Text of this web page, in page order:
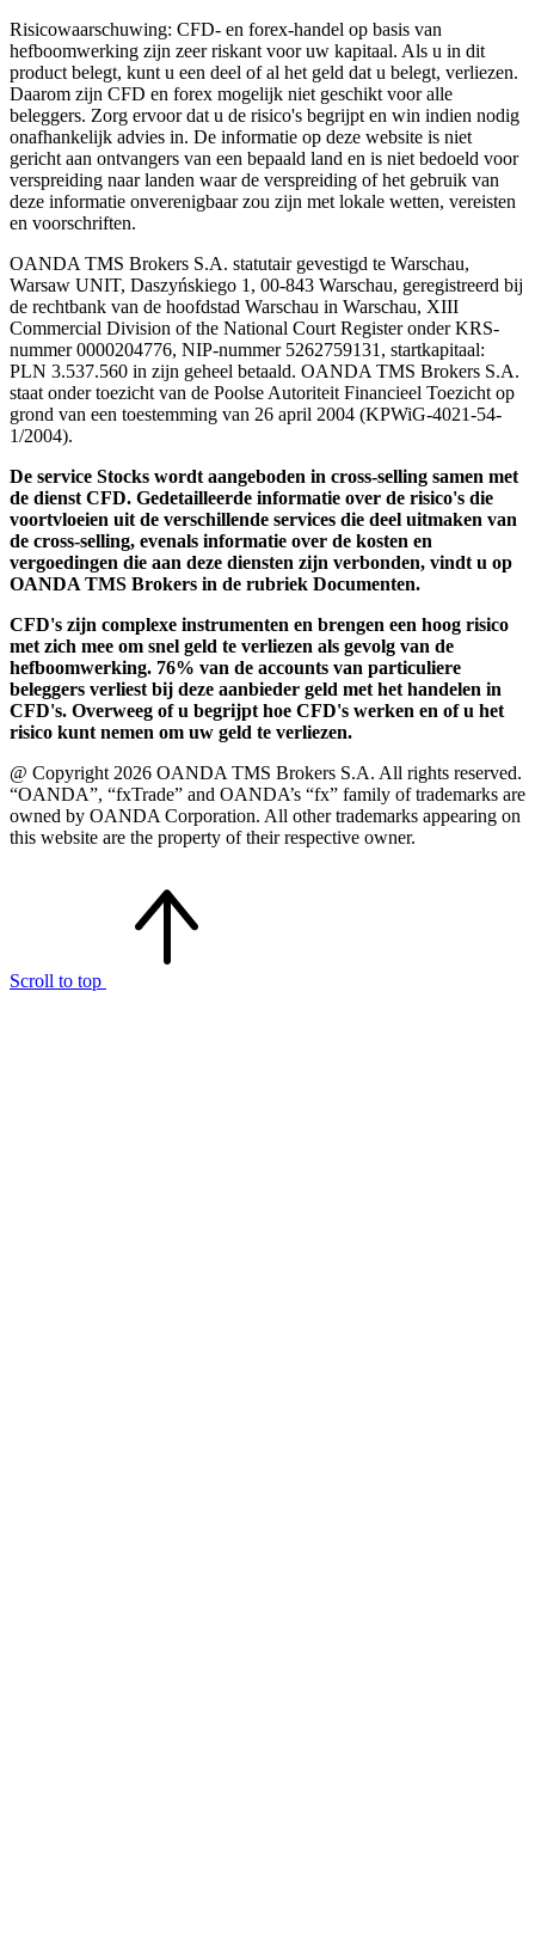
Risicowaarschuwing: CFD- en forex-handel op basis van
hefboomwerking zijn zeer riskant voor uw kapitaal. Als u in dit
product belegt, kunt u een deel of al het geld dat u belegt, verliezen.
Daarom zijn CFD en forex mogelijk niet geschikt voor alle
beleggers. Zorg ervoor dat u de risico's begrijpt en win indien nodig
onafhankelijk advies in. De informatie op deze website is niet
gericht aan ontvangers van een bepaald land en is niet bedoeld voor
verspreiding naar landen waar de verspreiding of het gebruik van
deze informatie onverenigbaar zou zijn met lokale wetten, vereisten
en voorschriften.
OANDA TMS Brokers S.A. statutair gevestigd te Warschau,
Warsaw UNIT, Daszyńskiego 1, 00-843 Warschau, geregistreerd bij
de rechtbank van de hoofdstad Warschau in Warschau, XIII
Commercial Division of the National Court Register onder KRS-
nummer 0000204776, NIP-nummer 5262759131, startkapitaal:
PLN 3.537.560 in zijn geheel betaald. OANDA TMS Brokers S.A.
staat onder toezicht van de Poolse Autoriteit Financieel Toezicht op
grond van een toestemming van 26 april 2004 (KPWiG-4021-54-
1/2004).
De service Stocks wordt aangeboden in cross-selling samen met
de dienst CFD. Gedetailleerde informatie over de risico's die
voortvloeien uit de verschillende services die deel uitmaken van
de cross-selling, evenals informatie over de kosten en
vergoedingen die aan deze diensten zijn verbonden, vindt u op
OANDA TMS Brokers in de rubriek Documenten.
CFD's zijn complexe instrumenten en brengen een hoog risico
met zich mee om snel geld te verliezen als gevolg van de
hefboomwerking. 76% van de accounts van particuliere
beleggers verliest bij deze aanbieder geld met het handelen in
CFD's. Overweeg of u begrijpt hoe CFD's werken en of u het
risico kunt nemen om uw geld te verliezen.
@ Copyright 2026 OANDA TMS Brokers S.A. All rights reserved.
“OANDA”, “fxTrade” and OANDA’s “fx” family of trademarks are
owned by OANDA Corporation. All other trademarks appearing on
this website are the property of their respective owner.
Scroll to top